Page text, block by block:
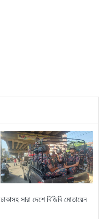
ঢাকাসহ সারা দেশে বিজিবি মোতায়েন